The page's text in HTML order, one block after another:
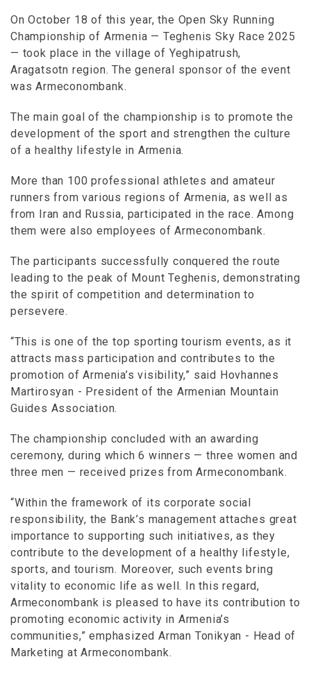
On October 18 of this year, the Open Sky Running
Championship of Armenia — Teghenis Sky Race 2025
— took place in the village of Yeghipatrush,
Aragatsotn region. The general sponsor of the event
was Armeconombank.
The main goal of the championship is to promote the
development of the sport and strengthen the culture
of a healthy lifestyle in Armenia.
More than 100 professional athletes and amateur
runners from various regions of Armenia, as well as
from Iran and Russia, participated in the race. Among
them were also employees of Armeconombank.
The participants successfully conquered the route
leading to the peak of Mount Teghenis, demonstrating
the spirit of competition and determination to
persevere.
“This is one of the top sporting tourism events, as it
attracts mass participation and contributes to the
promotion of Armenia’s visibility,” said Hovhannes
Martirosyan - President of the Armenian Mountain
Guides Association.
The championship concluded with an awarding
ceremony, during which 6 winners — three women and
three men — received prizes from Armeconombank.
“Within the framework of its corporate social
responsibility, the Bank’s management attaches great
importance to supporting such initiatives, as they
contribute to the development of a healthy lifestyle,
sports, and tourism. Moreover, such events bring
vitality to economic life as well. In this regard,
Armeconombank is pleased to have its contribution to
promoting economic activity in Armenia’s
communities,” emphasized Arman Tonikyan - Head of
Marketing at Armeconombank.